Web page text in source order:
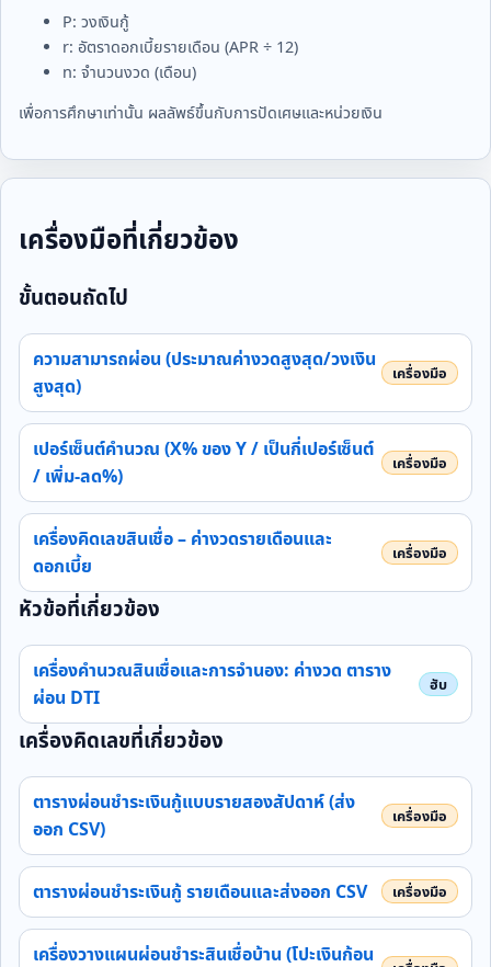
P: วงเงินกู้
r: อัตราดอกเบี้ยรายเดือน (APR ÷ 12)
n: จำนวนงวด (เดือน)
เพื่อการศึกษาเท่านั้น ผลลัพธ์ขึ้นกับการปัดเศษและหน่วยเงิน
เครื่องมือที่เกี่ยวข้อง
ขั้นตอนถัดไป
ความสามารถผ่อน (ประมาณค่างวดสูงสุด/วงเงิน
สูงสุด)
เปอร์เซ็นต์คำนวณ (X% ของ Y / เป็นกี่เปอร์เซ็นต์
/ เพิ่ม‑ลด%)
เครื่องคิดเลขสินเชื่อ – ค่างวดรายเดือนและ
ดอกเบี้ย
หัวข้อที่เกี่ยวข้อง
เครื่องคำนวณสินเชื่อและการจำนอง: ค่างวด ตาราง
ผ่อน DTI
เครื่องคิดเลขที่เกี่ยวข้อง
ตารางผ่อนชำระเงินกู้แบบรายสองสัปดาห์ (ส่ง
ออก CSV)
ตารางผ่อนชำระเงินกู้ รายเดือนและส่งออก CSV
เครื่องวางแผนผ่อนชำระสินเชื่อบ้าน (โปะเงินก้อน